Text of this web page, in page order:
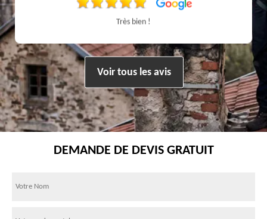
Très bien !
Voir tous les avis
DEMANDE DE DEVIS GRATUIT